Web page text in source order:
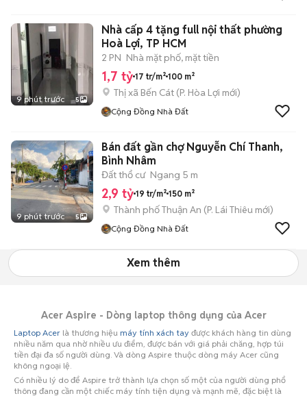
9 phút trước 5
Nhà cấp 4 tặng full nội thất phường
Hoà Lợi, TP HCM
2 PN Nhà mặt phố, mặt tiền
1,7 tỷ 17 tr/m² 100 m²
Thị xã Bến Cát (P. Hòa Lợi mới)
Cộng Đồng Nhà Đất
9 phút trước 5
Bán đất gần chợ Nguyễn Chí Thanh,
Bình Nhâm
Đất thổ cư Ngang 5 m
2,9 tỷ 19 tr/m² 150 m²
Thành phố Thuận An (P. Lái Thiêu mới)
Cộng Đồng Nhà Đất
Xem thêm
Acer Aspire - Dòng laptop thông dụng của Acer
Laptop Acer là thương hiệu máy tính xách tay được khách hàng tin dùng
nhiều năm qua nhờ nhiều ưu điểm, được bán với giá phải chăng, hợp túi
tiền đại đa số người dùng. Và dòng Aspire thuộc dòng máy Acer cũng
không ngoại lệ.
Có nhiều lý do để Aspire trở thành lựa chọn số một của người dùng phổ
thông đang cần một chiếc máy tính tiện dụng và mạnh mẽ, đặc biệt là